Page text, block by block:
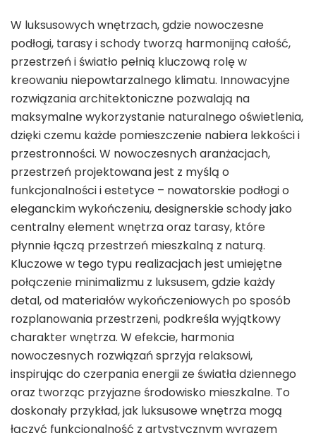
W luksusowych wnętrzach, gdzie nowoczesne
podłogi, tarasy i schody tworzą harmonijną całość,
przestrzeń i światło pełnią kluczową rolę w
kreowaniu niepowtarzalnego klimatu. Innowacyjne
rozwiązania architektoniczne pozwalają na
maksymalne wykorzystanie naturalnego oświetlenia,
dzięki czemu każde pomieszczenie nabiera lekkości i
przestronności. W nowoczesnych aranżacjach,
przestrzeń projektowana jest z myślą o
funkcjonalności i estetyce – nowatorskie podłogi o
eleganckim wykończeniu, designerskie schody jako
centralny element wnętrza oraz tarasy, które
płynnie łączą przestrzeń mieszkalną z naturą.
Kluczowe w tego typu realizacjach jest umiejętne
połączenie minimalizmu z luksusem, gdzie każdy
detal, od materiałów wykończeniowych po sposób
rozplanowania przestrzeni, podkreśla wyjątkowy
charakter wnętrza. W efekcie, harmonia
nowoczesnych rozwiązań sprzyja relaksowi,
inspirując do czerpania energii ze światła dziennego
oraz tworząc przyjazne środowisko mieszkalne. To
doskonały przykład, jak luksusowe wnętrza mogą
łączyć funkcjonalność z artystycznym wyrazem